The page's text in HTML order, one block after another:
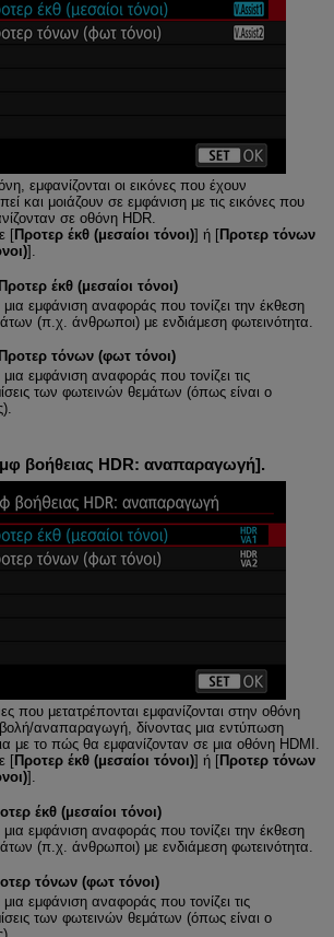
εμφανίζονται οι εικόνες που έχουν
και μοιάζουν σε εμφάνιση με τις εικόνες που
σε οθόνη HDR.
[Προτερ έκθ (μεσαίοι τόνοι)] ή [Προτερ τόνων
].
Προτερ έκθ (μεσαίοι τόνοι)
μια εμφάνιση αναφοράς που τονίζει την έκθεση
(π.χ. άνθρωποι) με ενδιάμεση φωτεινότητα.
Προτερ τόνων (φωτ τόνοι)
μια εμφάνιση αναφοράς που τονίζει τις
των φωτεινών θεμάτων (όπως είναι ο
βοήθειας HDR: αναπαραγωγή].
που μετατρέπονται εμφανίζονται στην οθόνη
αναπαραγωγή, δίνοντας μια εντύπωση
με το πώς θα εμφανίζονταν σε μια οθόνη HDMI.
[Προτερ έκθ (μεσαίοι τόνοι)] ή [Προτερ τόνων
].
έκθ (μεσαίοι τόνοι)
μια εμφάνιση αναφοράς που τονίζει την έκθεση
(π.χ. άνθρωποι) με ενδιάμεση φωτεινότητα.
τόνων (φωτ τόνοι)
μια εμφάνιση αναφοράς που τονίζει τις
των φωτεινών θεμάτων (όπως είναι ο